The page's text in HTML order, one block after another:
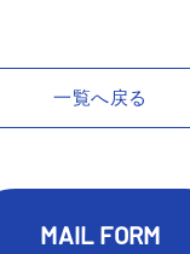
一覧へ戻る
MAIL FORM